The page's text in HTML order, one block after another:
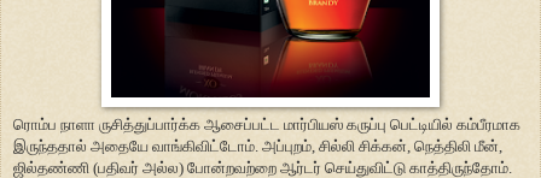
ரொம்ப நாளா ருசித்துப்பார்க்க ஆசைப்பட்ட மார்பியஸ் கருப்பு பெட்டியில் கம்பீரமாக
இருந்ததால் அதையே வாங்கிவிட்டோம். அப்புறம், சில்லி சிக்கன், நெத்திலி மீன்,
ஜில்தண்ணி (பதிவர் அல்ல) போன்றவற்றை ஆர்டர் செய்துவிட்டு காத்திருந்தோம்.